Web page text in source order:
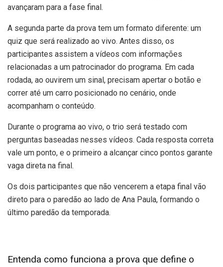
avançaram para a fase final.
A segunda parte da prova tem um formato diferente: um
quiz que será realizado ao vivo. Antes disso, os
participantes assistem a vídeos com informações
relacionadas a um patrocinador do programa. Em cada
rodada, ao ouvirem um sinal, precisam apertar o botão e
correr até um carro posicionado no cenário, onde
acompanham o conteúdo.
Durante o programa ao vivo, o trio será testado com
perguntas baseadas nesses vídeos. Cada resposta correta
vale um ponto, e o primeiro a alcançar cinco pontos garante
vaga direta na final.
Os dois participantes que não vencerem a etapa final vão
direto para o paredão ao lado de Ana Paula, formando o
último paredão da temporada.
Entenda como funciona a prova que define o